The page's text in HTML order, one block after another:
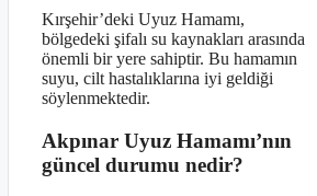
Kırşehir’deki Uyuz Hamamı,
bölgedeki şifalı su kaynakları arasında
önemli bir yere sahiptir. Bu hamamın
suyu, cilt hastalıklarına iyi geldiği
söylenmektedir.
Akpınar Uyuz Hamamı’nın
güncel durumu nedir?